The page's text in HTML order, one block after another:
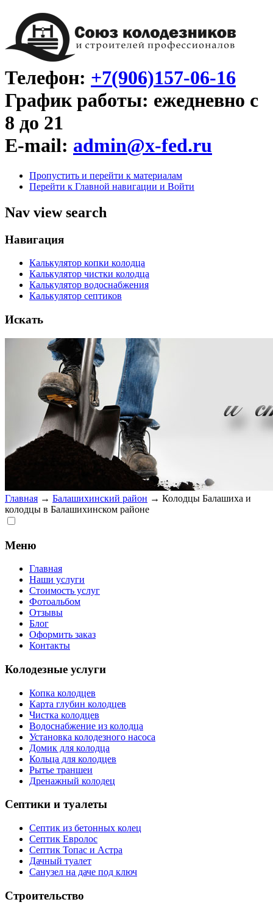
Телефон: +7(906)157-06-16
График работы: ежедневно с
8 до 21
E-mail: admin@x-fed.ru
Пропустить и перейти к материалам
Перейти к Главной навигации и Войти
Nav view search
Навигация
Калькулятор копки колодца
Калькулятор чистки колодца
Калькулятор водоснабжения
Калькулятор септиков
Искать
Главная → Балашихинский район → Колодцы Балашиха и
колодцы в Балашихинском районе
Меню
Главная
Наши услуги
Стоимость услуг
Фотоальбом
Отзывы
Блог
Оформить заказ
Контакты
Колодезные услуги
Копка колодцев
Карта глубин колодцев
Чистка колодцев
Водоснабжение из колодца
Установка колодезного насоса
Домик для колодца
Кольца для колодцев
Рытье траншеи
Дренажный колодец
Септики и туалеты
Септик из бетонных колец
Септик Евролос
Септик Топас и Астра
Дачный туалет
Санузел на даче под ключ
Строительство